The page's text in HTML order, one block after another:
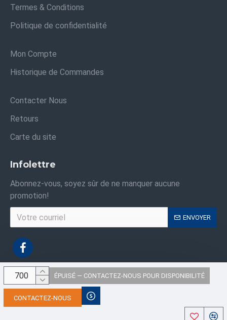
ÉPUISÉ — CONTACTEZ-NOUS POUR DISPONIBILITÉ
CONTACTEZ-NOUS
Termes & Conditions
Politique de confidentialité
Mon Compte
Historique de Commandes
Contacter Nous
Retours
Carte du site
Infolettre
Abonnez-vous, soyez sûr de ne manquer aucune
promotion!
ENVOYER
Droits d'auteur © 2021, Sacs Industriels ,Tous les droits sont réservés